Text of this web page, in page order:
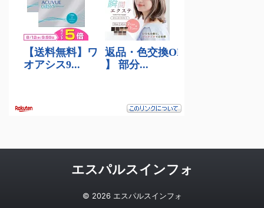
エスパルスインフォ
© 2026 エスパルスインフォ